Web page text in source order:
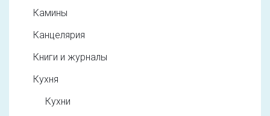
Камины
Канцелярия
Книги и журналы
Кухня
Кухни